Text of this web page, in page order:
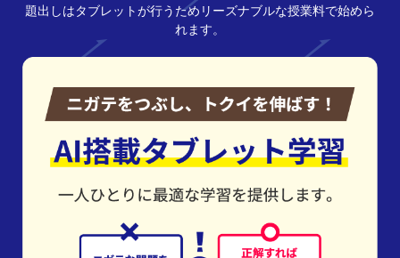
題出しはタブレットが行うためリーズナブルな授業料で始めら
れます。